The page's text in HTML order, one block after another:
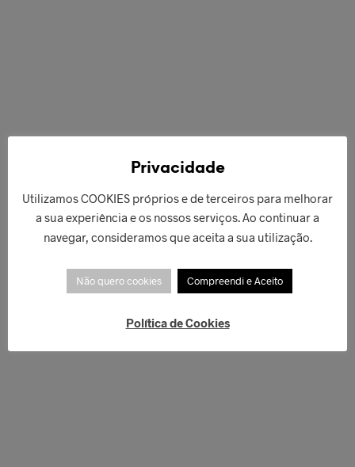
Privacidade
Utilizamos COOKIES próprios e de terceiros para melhorar
a sua experiência e os nossos serviços. Ao continuar a
navegar, consideramos que aceita a sua utilização.
Não quero cookies Compreendi e Aceito
Política de Cookies